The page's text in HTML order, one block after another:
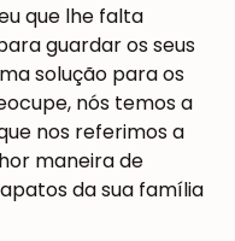
que lhe falta
guardar os seus
solução para os
nós temos a
nos referimos a
maneira de
da sua família